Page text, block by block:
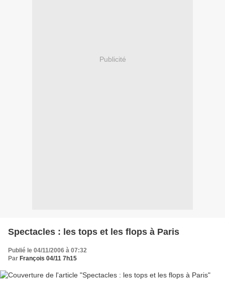
Publicité
Spectacles : les tops et les flops à Paris
Publié le 04/11/2006 à 07:32
Par François 04/11 7h15